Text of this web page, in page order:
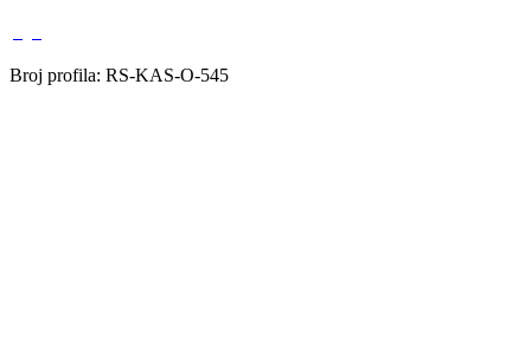
Broj profila: RS-KAS-O-545